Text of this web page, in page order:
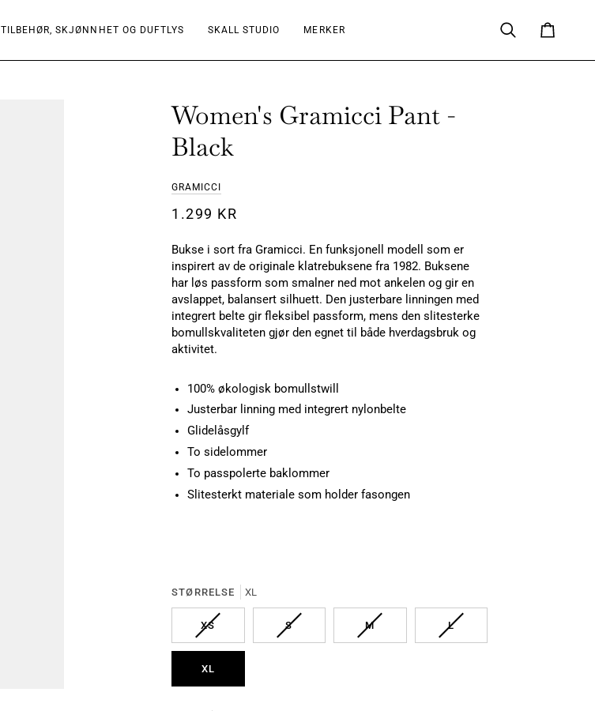
TILBEHØR, SKJØNNHET OG DUFTLYS SKALL STUDIO MERKER
Søk
Women's Gramicci Pant -
Black
GRAMICCI
1.299 KR
Bukse i sort fra Gramicci. En funksjonell modell som er
inspirert av de originale klatrebuksene fra 1982. Buksene
har løs passform som smalner ned mot ankelen og gir en
avslappet, balansert silhuett. Den justerbare linningen med
integrert belte gir fleksibel passform, mens den slitesterke
bomullskvaliteten gjør den egnet til både hverdagsbruk og
aktivitet.
100% økologisk bomullstwill
Justerbar linning med integrert nylonbelte
Glidelåsgylf
To sidelommer
To passpolerte baklommer
Slitesterkt materiale som holder fasongen
STØRRELSE XL
XSUTSOLGT SUTSOLGT MUTSOLGT LUTSOLGT
XL